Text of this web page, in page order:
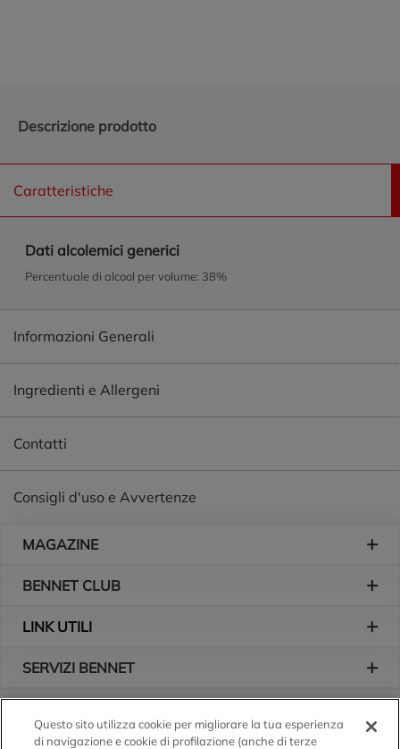
Descrizione prodotto
Caratteristiche
Dati alcolemici generici
Percentuale di alcool per volume: 38%
Informazioni Generali
Ingredienti e Allergeni
Contatti
Consigli d'uso e Avvertenze
MAGAZINE
BENNET CLUB
LINK UTILI
SERVIZI BENNET
Questo sito utilizza cookie per migliorare la tua esperienza
di navigazione e cookie di profilazione (anche di terze